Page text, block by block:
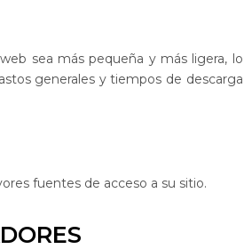
sea más pequeña y más ligera, lo
generales y tiempos de descarga
fuentes de acceso a su sitio.